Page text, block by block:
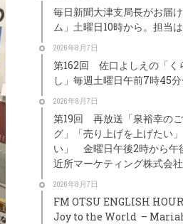
毎日新聞大津支局長がお届
ム」土曜日10時から。担当
2026年8月7日
第162回 佐口よしえの「く
し」毎週土曜日午前7時45
2026年8月7日
第19回 再放送「泉裕幸の
グ」「売り上げを上げたい
い」 金曜日午後2時から
近所マーケティング株式会社
2026年8月7日
FM OTSU ENGLISH
Joy to the World –